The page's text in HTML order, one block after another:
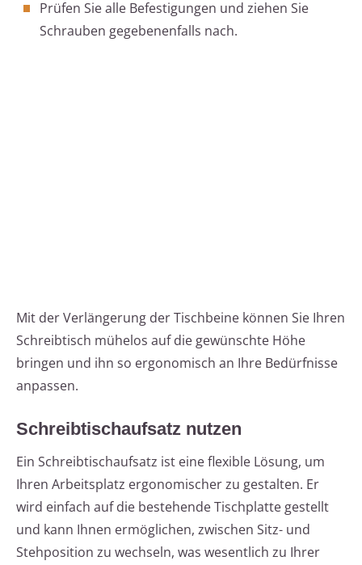
Prüfen Sie alle Befestigungen und ziehen Sie
Schrauben gegebenenfalls nach.
Mit der Verlängerung der Tischbeine können Sie Ihren
Schreibtisch mühelos auf die gewünschte Höhe
bringen und ihn so ergonomisch an Ihre Bedürfnisse
anpassen.
Schreibtischaufsatz nutzen
Ein Schreibtischaufsatz ist eine flexible Lösung, um
Ihren Arbeitsplatz ergonomischer zu gestalten. Er
wird einfach auf die bestehende Tischplatte gestellt
und kann Ihnen ermöglichen, zwischen Sitz- und
Stehposition zu wechseln, was wesentlich zu Ihrer